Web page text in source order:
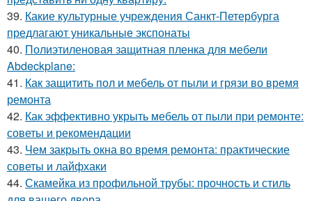
39. Какие культурные учреждения Санкт-Петербурга
предлагают уникальные экспонаты
40. Полиэтиленовая защитная пленка для мебели
Abdeckplane:
41. Как защитить пол и мебель от пыли и грязи во время
ремонта
42. Как эффективно укрыть мебель от пыли при ремонте:
советы и рекомендации
43. Чем закрыть окна во время ремонта: практические
советы и лайфхаки
44. Скамейка из профильной трубы: прочность и стиль